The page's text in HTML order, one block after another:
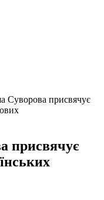
Суворова присвячує
присвячує